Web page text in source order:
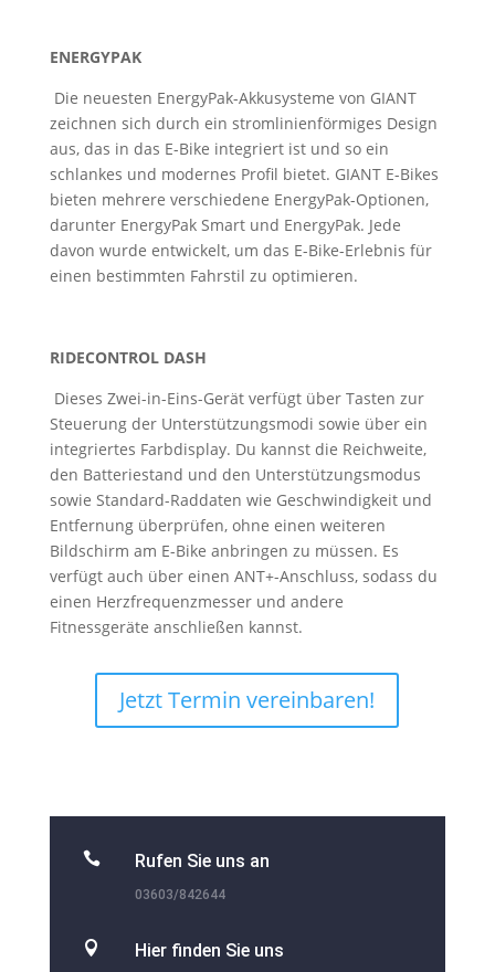
ENERGYPAK
Die neuesten EnergyPak-Akkusysteme von GIANT
zeichnen sich durch ein stromlinienförmiges Design
aus, das in das E-Bike integriert ist und so ein
schlankes und modernes Profil bietet. GIANT E-Bikes
bieten mehrere verschiedene EnergyPak-Optionen,
darunter EnergyPak Smart und EnergyPak. Jede
davon wurde entwickelt, um das E-Bike-Erlebnis für
einen bestimmten Fahrstil zu optimieren.
RIDECONTROL DASH
Dieses Zwei-in-Eins-Gerät verfügt über Tasten zur
Steuerung der Unterstützungsmodi sowie über ein
integriertes Farbdisplay. Du kannst die Reichweite,
den Batteriestand und den Unterstützungsmodus
sowie Standard-Raddaten wie Geschwindigkeit und
Entfernung überprüfen, ohne einen weiteren
Bildschirm am E-Bike anbringen zu müssen. Es
verfügt auch über einen ANT+-Anschluss, sodass du
einen Herzfrequenzmesser und andere
Fitnessgeräte anschließen kannst.
Jetzt Termin vereinbaren!
 Rufen Sie uns an
03603/842644
 Hier finden Sie uns